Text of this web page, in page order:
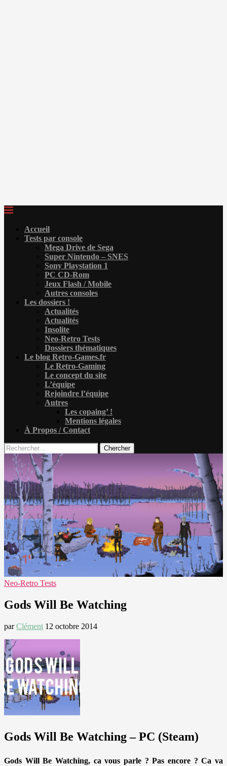
Accueil
Tests par console
Mega Drive de Sega
Super Nintendo – SNES
Sony Playstation 1
PC CD-Rom
Jeux Flash / Mobile
Autres consoles
Les dossiers !
Actualités
Actualités
Insolite
Neo-Retro Tests
Dossiers thématiques
Le blog Retro-Games.fr
Le Retro-Gaming
Le concept du site
L’équipe
Rejoindre l’équipe
Autres
Les copaing’ !
Mentions légales
À Propos / Contact
Chercher
Neo-Retro Tests
Gods Will Be Watching
parClément 12 octobre 2014
Gods Will Be Watching – PC (Steam)
Gods Will Be Watching, ca vous parle ? Pas encore ? Ca va